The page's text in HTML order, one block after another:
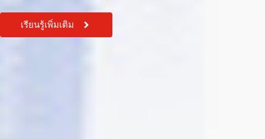
เรียนรู้เพิ่มเติม